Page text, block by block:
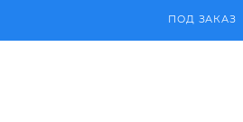
ПОД ЗАКАЗ